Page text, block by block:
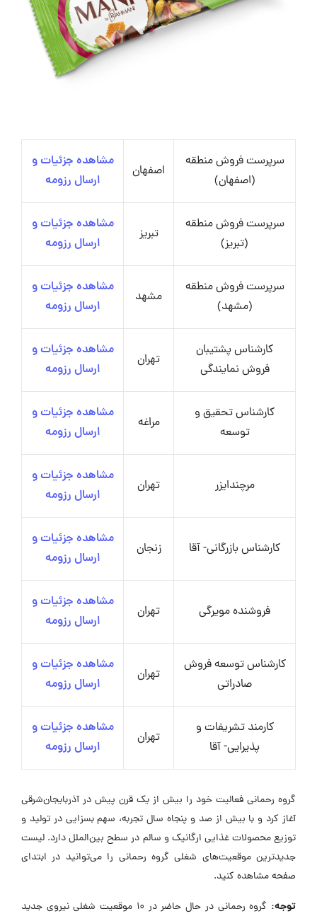
سرپرست فروش منطقه
(اصفهان)
اصفهان
مشاهده جزئیات و
ارسال رزومه
سرپرست فروش منطقه
(تبریز)
تبریز
مشاهده جزئیات و
ارسال رزومه
سرپرست فروش منطقه
(مشهد)
مشهد
مشاهده جزئیات و
ارسال رزومه
کارشناس پشتیبان
فروش نمایندگی
تهران
مشاهده جزئیات و
ارسال رزومه
کارشناس تحقیق و
توسعه
مراغه
مشاهده جزئیات و
ارسال رزومه
مرچندایزر تهران
مشاهده جزئیات و
ارسال رزومه
کارشناس بازرگانی- آقا زنجان
مشاهده جزئیات و
ارسال رزومه
فروشنده مویرگی تهران
مشاهده جزئیات و
ارسال رزومه
کارشناس توسعه فروش
صادراتی
تهران
مشاهده جزئیات و
ارسال رزومه
کارمند تشریفات و
پذیرایی- آقا
تهران
مشاهده جزئیات و
ارسال رزومه
گروه رحمانی فعالیت خود را بیش از یک قرن پیش در آذربایجان‌شرقی
آغاز کرد و با بیش از صد و پنجاه سال تجربه، سهم بسزایی در تولید و
توزیع محصولات غذایی ارگانیک و سالم در سطح بین‌الملل دارد. لیست
جدیدترین موقعیت‌های شغلی گروه رحمانی را می‌توانید در ابتدای
صفحه مشاهده کنید.
توجه:
گروه رحمانی در حال حاضر در ۱۰ موقعیت شغلی نیروی جدید